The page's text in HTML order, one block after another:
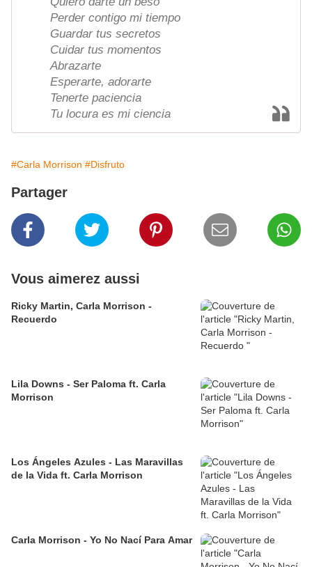
Perder contigo mi tiempo
Guardar tus secretos
Cuidar tus momentos
Abrazarte
Esperarte, adorarte
Tenerte paciencia
Tu locura es mi ciencia
#Carla Morrison #Disfruto
Partager
Vous aimerez aussi
Ricky Martin, Carla Morrison -
Recuerdo
Lila Downs - Ser Paloma ft. Carla
Morrison
Los Ángeles Azules - Las Maravillas
de la Vida ft. Carla Morrison
Carla Morrison - Yo No Nací Para Amar